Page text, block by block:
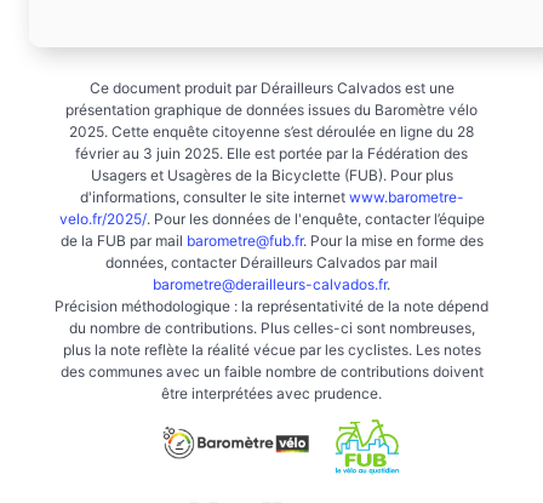
Ce document produit par Dérailleurs Calvados est une
présentation graphique de données issues du Baromètre vélo
2025. Cette enquête citoyenne s’est déroulée en ligne du 28
février au 3 juin 2025. Elle est portée par la Fédération des
Usagers et Usagères de la Bicyclette (FUB). Pour plus
d'informations, consulter le site internet www.barometre-
velo.fr/2025/. Pour les données de l'enquête, contacter l’équipe
de la FUB par mail barometre@fub.fr. Pour la mise en forme des
données, contacter Dérailleurs Calvados par mail
barometre@derailleurs-calvados.fr.
Précision méthodologique : la représentativité de la note dépend
du nombre de contributions. Plus celles-ci sont nombreuses,
plus la note reflète la réalité vécue par les cyclistes. Les notes
des communes avec un faible nombre de contributions doivent
être interprétées avec prudence.